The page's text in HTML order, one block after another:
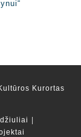
Kurortas